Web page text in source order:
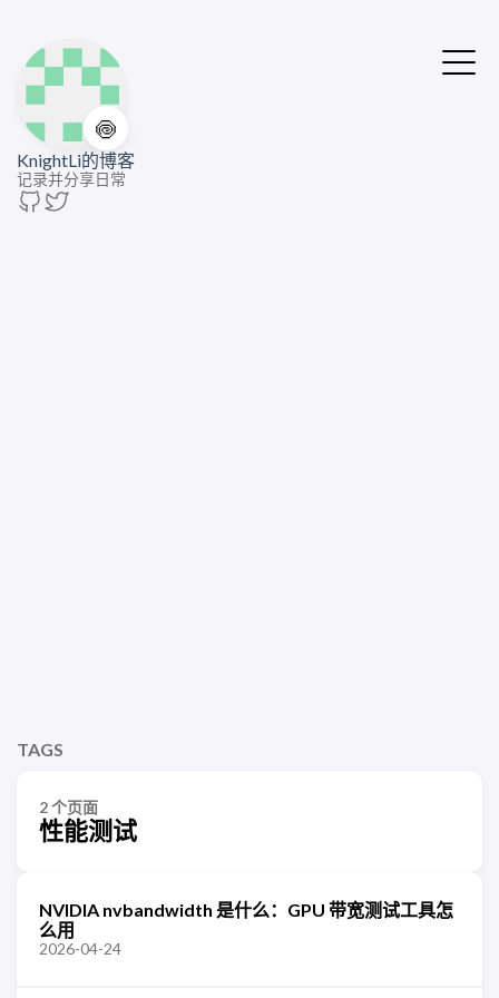
🍥
KnightLi的博客
记录并分享日常
TAGS
2 个页面
性能测试
NVIDIA nvbandwidth 是什么：GPU 带宽测试工具怎
么用
2026-04-24